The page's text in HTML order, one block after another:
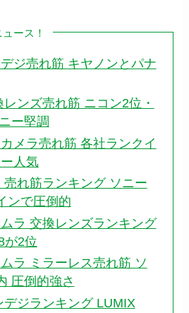
ース！
ジ売れ筋 キヤノンとパナ
ンズ売れ筋 ニコン2位・
ー堅調
メラ売れ筋 各社ランクイ
人気
売れ筋ランキング ソニー
ンで圧倒的
ラ 交換レンズランキング
が2位
ラ ミラーレス売れ筋 ソ
圧倒的強さ
デジランキング LUMIX